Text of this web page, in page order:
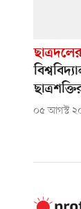
০৫ আগস্ট